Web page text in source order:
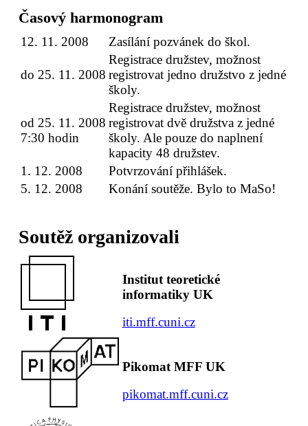
Časový harmonogram
12. 11. 2008 Zasílání pozvánek do škol.
do 25. 11. 2008
Registrace družstev, možnost
registrovat jedno družstvo z jedné
školy.
od 25. 11. 2008
7:30 hodin
Registrace družstev, možnost
registrovat dvě družstva z jedné
školy. Ale pouze do naplnení
kapacity 48 družstev.
1. 12. 2008
Potvrzování přihlášek.
5. 12. 2008
Konání soutěže. Bylo to MaSo!
Soutěž organizovali
Institut teoretické
informatiky UK
iti.mff.cuni.cz
Pikomat MFF UK
pikomat.mff.cuni.cz